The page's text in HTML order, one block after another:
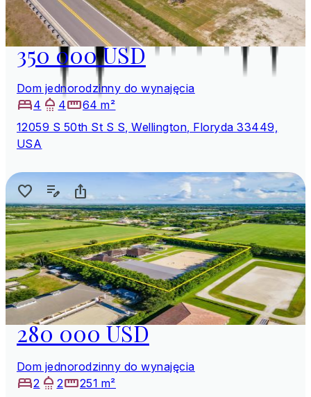
350 000 USD
Dom jednorodzinny do wynajęcia
4
4
64 m²
12059 S 50th St S S, Wellington, Floryda 33449,
USA
280 000 USD
Dom jednorodzinny do wynajęcia
2
2
251 m²